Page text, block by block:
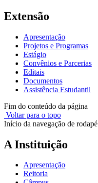
Extensão
Apresentação
Projetos e Programas
Estágio
Convênios e Parcerias
Editais
Documentos
Assistência Estudantil
Fim do conteúdo da página
Voltar para o topo
Início da navegação de rodapé
A Instituição
Apresentação
Reitoria